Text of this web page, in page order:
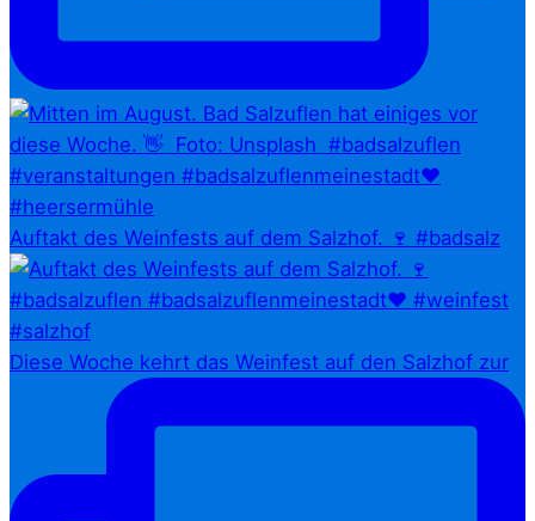
Auftakt des Weinfests auf dem Salzhof. 🍷 #badsalz
Diese Woche kehrt das Weinfest auf den Salzhof zur